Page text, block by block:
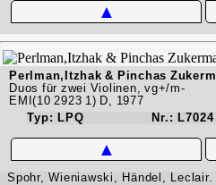
▲
Perlman,Itzhak & Pinchas
Duos für zwei Violinen, vg+/m-
EMI(10 2923 1) D, 1977
Typ: LPQ
Nr.: L7024
▲
Spohr, Wieniawski, Händel, Leclair.